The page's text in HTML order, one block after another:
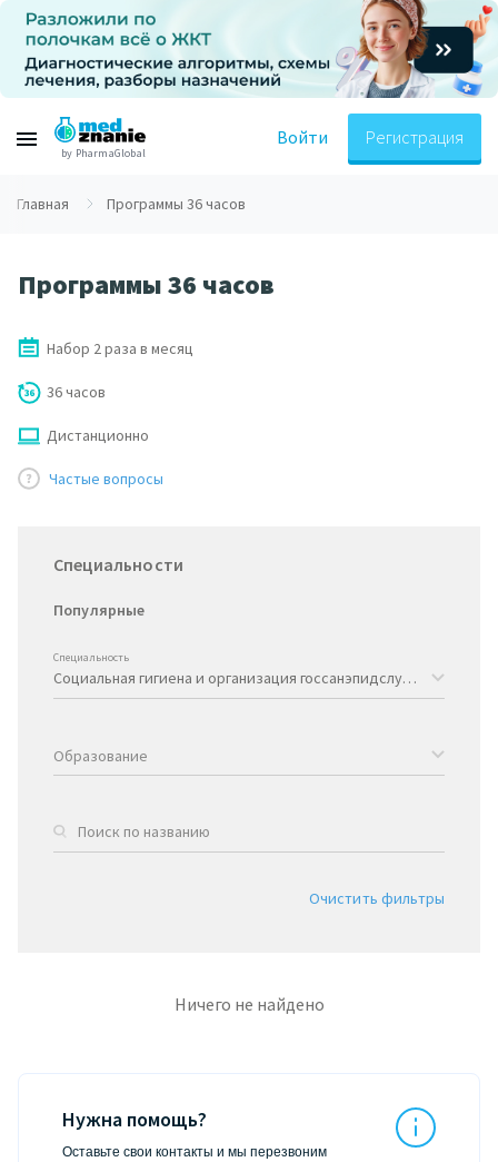
by PharmaGlobal
Войти Регистрация
Главная Программы 36 часов
Программы 36 часов
Набор 2 раза в месяц
36 часов
Дистанционно
Частые вопросы
Специальности
Популярные
Специальность
Образование
Очистить фильтры
Ничего не найдено
Нужна помощь?
Оставьте свои контакты и мы перезвоним